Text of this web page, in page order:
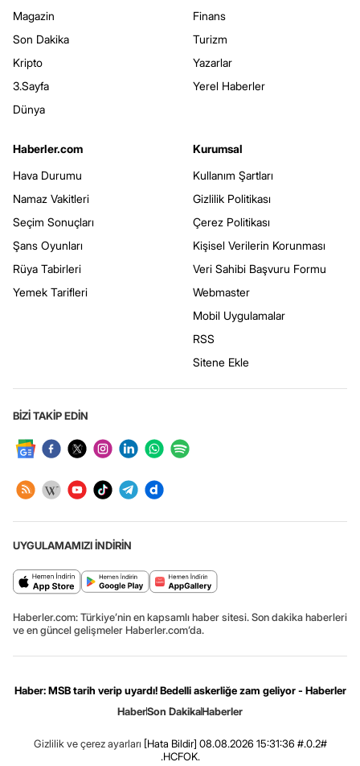
Magazin
Son Dakika
Kripto
3.Sayfa
Dünya
Finans
Turizm
Yazarlar
Yerel Haberler
Haberler.com
Hava Durumu
Namaz Vakitleri
Seçim Sonuçları
Şans Oyunları
Rüya Tabirleri
Yemek Tarifleri
Kurumsal
Kullanım Şartları
Gizlilik Politikası
Çerez Politikası
Kişisel Verilerin Korunması
Veri Sahibi Başvuru Formu
Webmaster
Mobil Uygulamalar
RSS
Sitene Ekle
BİZİ TAKİP EDİN
UYGULAMAMIZI İNDİRİN
Haberler.com: Türkiye’nin en kapsamlı haber sitesi. Son dakika haberleri
ve en güncel gelişmeler Haberler.com’da.
Haber: MSB tarih verip uyardı! Bedelli askerliğe zam geliyor - Haberler
HaberSon DakikaHaberler
Gizlilik ve çerez ayarları [Hata Bildir] 08.08.2026 15:31:36 #.0.2#
.HCFOK.